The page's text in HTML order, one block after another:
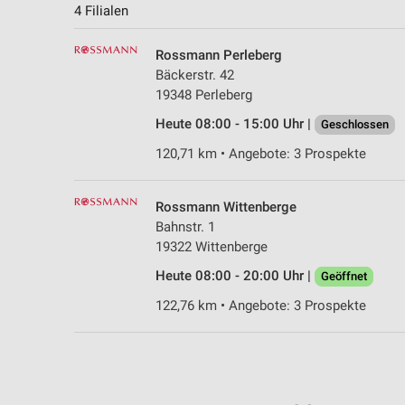
4 Filialen
Rossmann Perleberg
Bäckerstr. 42
19348 Perleberg
Heute 08:00 - 15:00 Uhr |
Geschlossen
120,71 km • Angebote: 3 Prospekte
Rossmann Wittenberge
Bahnstr. 1
19322 Wittenberge
Heute 08:00 - 20:00 Uhr |
Geöffnet
122,76 km • Angebote: 3 Prospekte